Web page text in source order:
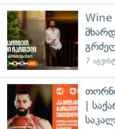
Wine
7
|